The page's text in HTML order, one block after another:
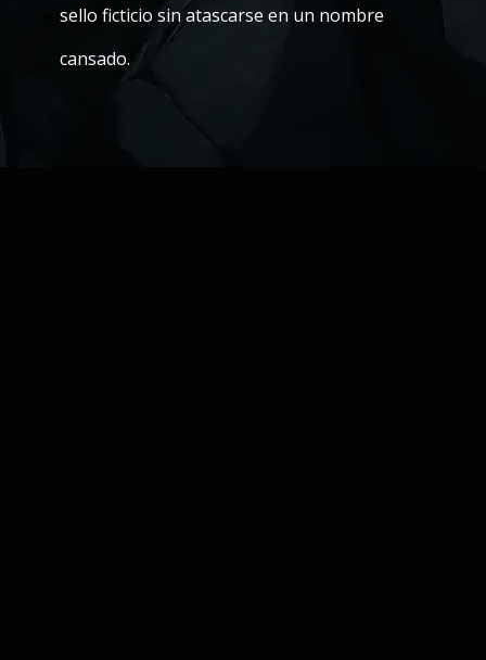
sello ficticio sin atascarse en un nombre
cansado.